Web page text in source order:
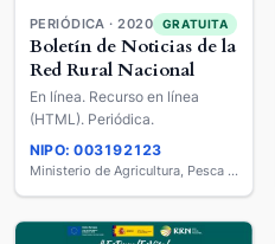
PERIÓDICA · 2020 GRATUITA
Boletín de Noticias de la
Red Rural Nacional
En línea. Recurso en línea
(HTML). Periódica.
NIPO: 003192123
Ministerio de Agricultura, Pesca y Alimentación